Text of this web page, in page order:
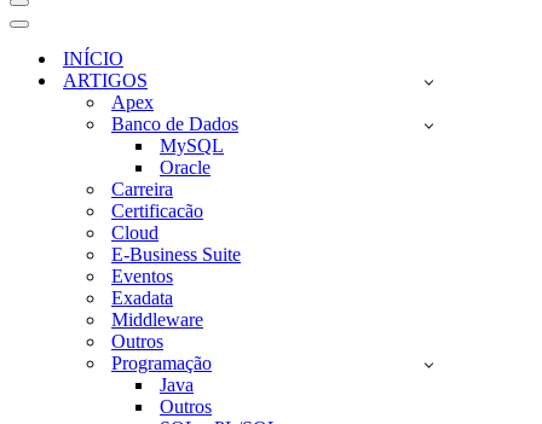
Menu
de
navegação
Menu
navegaçãoINÍCIO
ARTIGOS
Apex
Banco de Dados
MySQL
Oracle
Carreira
Certificacão
Cloud
E-Business Suite
Eventos
Exadata
Middleware
Outros
Programação
Java
Outros